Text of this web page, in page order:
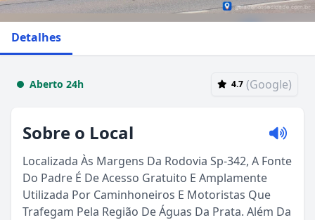
Detalhes
Aberto 24h 4.7 (Google)
Sobre o Local
Localizada Às Margens Da Rodovia Sp-342, A Fonte
Do Padre É De Acesso Gratuito E Amplamente
Utilizada Por Caminhoneiros E Motoristas Que
Trafegam Pela Região De Águas Da Prata. Além Da